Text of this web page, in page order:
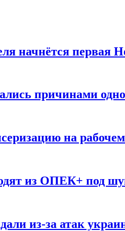
начнётся первая
причинами
на рабочем
из ОПЕК+ под
из-за атак